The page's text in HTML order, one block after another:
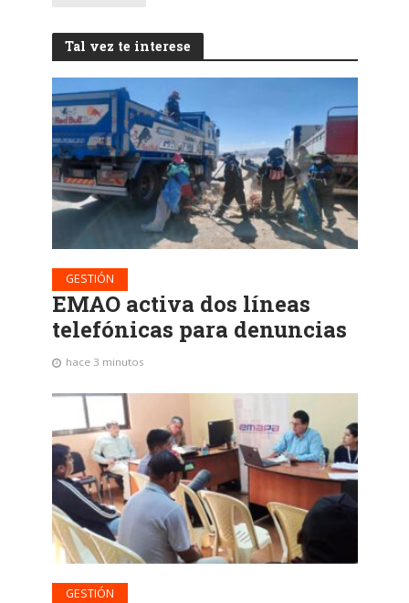
Tal vez te interese
GESTIÓN
EMAO activa dos líneas
telefónicas para denuncias
hace 3 minutos
GESTIÓN